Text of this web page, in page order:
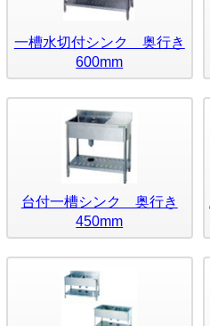
一槽水切付シンク 奥行き
600mm
台付一槽シンク 奥行き
450mm